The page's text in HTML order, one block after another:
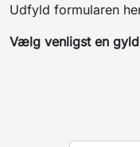
Udfyld formularen
Vælg venligst en